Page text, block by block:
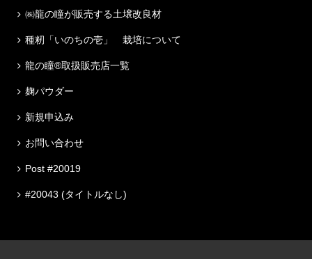
㈱龍の瞳が販売する土壌改良材
種籾「いのちの壱」 栽培について
龍の瞳®取扱販売店一覧
麹パウダー
新規申込み
お問い合わせ
Post #20019
#20043 (タイトルなし)